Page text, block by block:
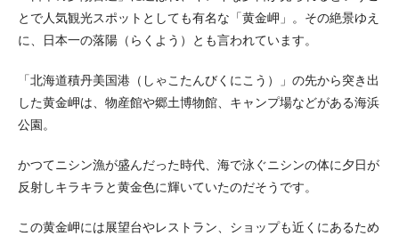
とで人気観光スポットとしても有名な「黄金岬」。その絶景ゆえ
に、日本一の落陽（らくよう）とも言われています。
「北海道積丹美国港（しゃこたんびくにこう）」の先から突き出
した黄金岬は、物産館や郷土博物館、キャンプ場などがある海浜
公園。
かつてニシン漁が盛んだった時代、海で泳ぐニシンの体に夕日が
反射しキラキラと黄金色に輝いていたのだそうです。
この黄金岬には展望台やレストラン、ショップも近くにあるため